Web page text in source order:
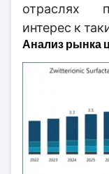
отраслях
интерес к
Анализ рынка